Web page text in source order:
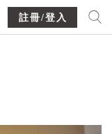
註冊/登入